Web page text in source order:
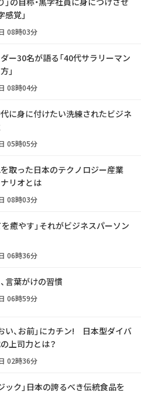
感覚」
08時03分
ー30名が語る「40代サラリーマン
」
08時04分
に身に付けたい洗練されたビジネ
05時05分
取った日本のテクノロジー産業
リオとは
08時03分
を癒やす」それがビジネスパーソン
06時36分
言葉がけの習慣
06時59分
い、お前」にカチン! 日本型ダイバ
上司力とは？
02時36分
ック」――日本の誇るべき伝統食品を